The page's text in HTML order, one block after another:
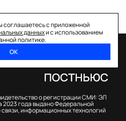
с приложенной
данныхи с использованием
политике.
ОК
о регистрации СМИ: ЭЛ
2023 года выдано Федеральной
информационных технологий